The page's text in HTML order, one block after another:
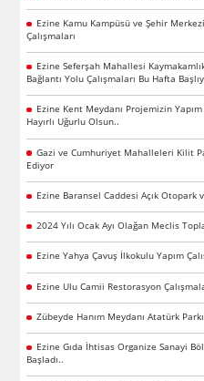
Ezine Kamu Kampüsü ve Şehir
Çalışmaları
Ezine Seferşah Mahallesi
Bağlantı Yolu Çalışmaları Bu Hafta
Ezine Kent Meydanı Projemizin
Hayırlı Uğurlu Olsun..
Gazi ve Cumhuriyet Mahalleleri Kilit
Ediyor
Ezine Baransel Caddesi Açık Otopark
2024 Yılı Ocak Ayı Olağan Meclis
Ezine Yahya Çavuş İlkokulu Yapım
Ezine Ulu Camii Restorasyon
Zübeyde Hanım Meydanı Atatürk
Ezine Gıda İhtisas Organize Sanayi
Başladı..